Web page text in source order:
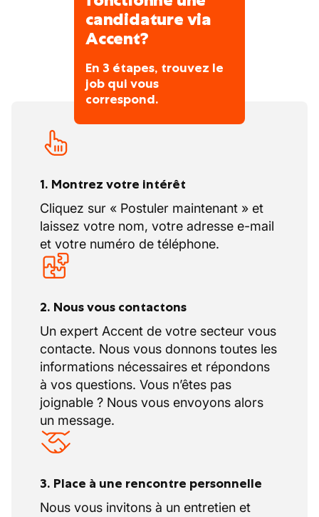
Vous montez les accessoires de toiture et
les colmatez
Vous démontez et remontez les
dispositifs de sécurité
Vous travaillez à ciel ouvert sur un
chantier pour construction neuve ou
rénovation dans toutes les circonstances
Vous travaillez principalement en équipe
candidature via
Accent?
En 3 étapes, trouvez le
job qui vous
correspond.
1. Montrez votre intérêt
Cliquez sur « Postuler maintenant » et
laissez votre nom, votre adresse e-mail
et votre numéro de téléphone.
2. Nous vous contactons
Un expert Accent de votre secteur vous
contacte. Nous vous donnons toutes les
informations nécessaires et répondons
à vos questions. Vous n’êtes pas
joignable ? Nous vous envoyons alors
un message.
3. Place à une rencontre personnelle
Nous vous invitons à un entretien et